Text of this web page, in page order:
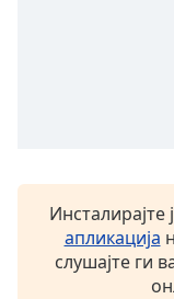
Инсталирајте
апликација
слушајте ги